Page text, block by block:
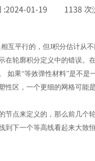
:2024-01-19 1138 次
互平行的，但J积分估计从
在轮廓积分定义中的错误
如果“等效弹性材料”是不
性区，一个更细的网格可能
节点来定义的，那么前几
到下一个等高线看起来大